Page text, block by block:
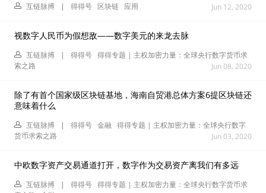
互链脉搏 | 得得号 区块链 应用 Jun 12, 2020
视数字人民币为假想敌——数字美元的来龙去脉
互链脉搏 | 得得号 得得专题 | 主权加密力量：全球央行数字货币求
索之路
Jun 08, 2020
除了有首个国家级区块链基地，海南自贸港总体方案6提区块链还
意味着什么
互链脉搏 | 得得号 金融 得得专题 | 主权加密力量：全球央行数字
货币求索之路
Jun 03, 2020
中欧数字资产交易通道打开，数字作为交易资产离我们有多远
互链脉搏 | 得得号 得得专题 | 主权加密力量：全球央行数字货币求